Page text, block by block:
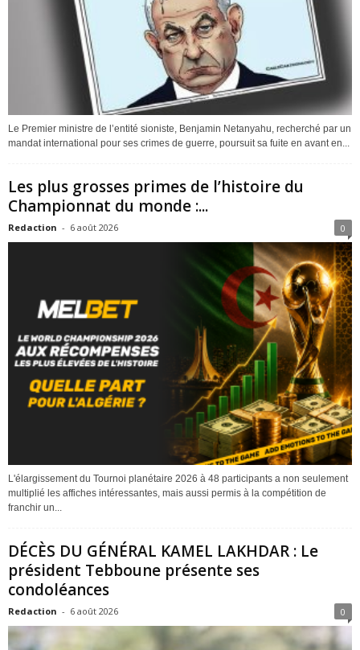
Le Premier ministre de l’entité sioniste, Benjamin Netanyahu, recherché par un
mandat international pour ses crimes de guerre, poursuit sa fuite en avant en...
Les plus grosses primes de l’histoire du
Championnat du monde :...
Redaction - 6 août 2026 0
L'élargissement du Tournoi planétaire 2026 à 48 participants a non seulement
multiplié les affiches intéressantes, mais aussi permis à la compétition de
franchir un...
DÉCÈS DU GÉNÉRAL KAMEL LAKHDAR : Le
président Tebboune présente ses
condoléances
Redaction - 6 août 2026 0